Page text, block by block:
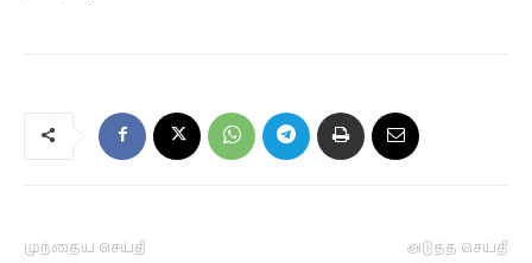
முந்தைய செய்தி அடுத்த செய்தி